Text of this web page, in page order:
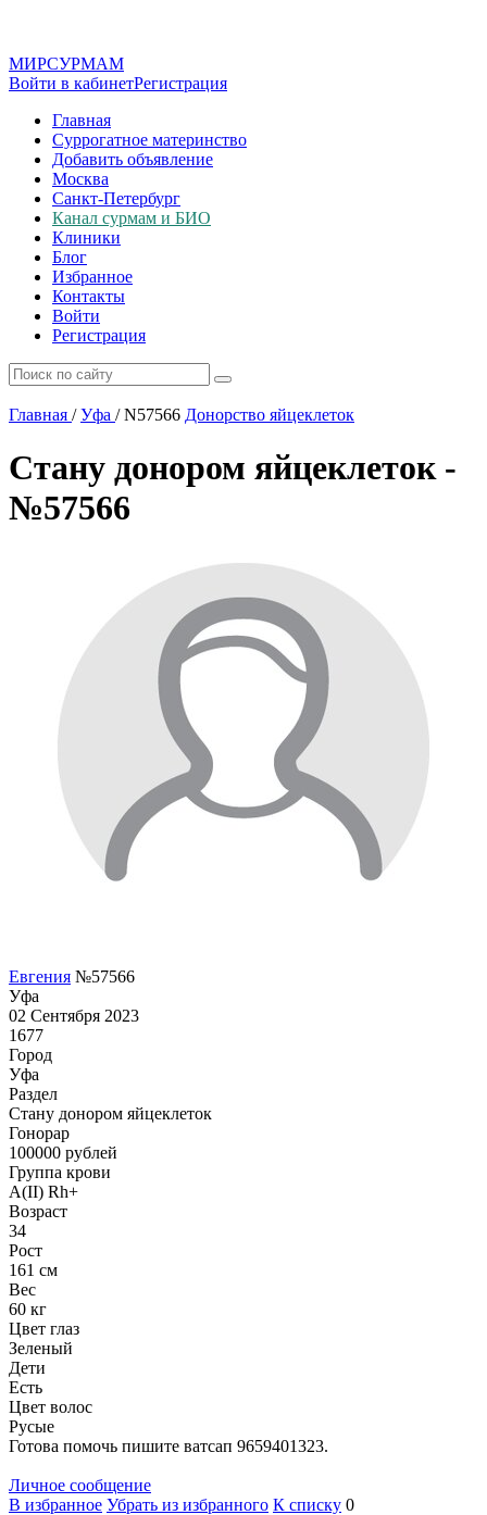
МИРСУРМАМ
Войти в кабинетРегистрация
Главная
Суррогатное материнство
Добавить объявление
Москва
Санкт-Петербург
Канал сурмам и БИО
Клиники
Блог
Избранное
Контакты
Войти
Регистрация
Главная / Уфа /N57566 Донорство яйцеклеток
Стану донором яйцеклеток -
№57566
Евгения №57566
Уфа
02 Сентября 2023
1677
Город
Уфа
Раздел
Стану донором яйцеклеток
Гонoрар
100000 рублей
Группа крови
A(II) Rh+
Возраст
34
Рост
161 см
Вес
60 кг
Цвет глаз
Зеленый
Дети
Есть
Цвет волос
Русые
Готова помочь пишите ватсап 9659401323.
Личное сообщение
В избранное Убрать из избранного К списку 0